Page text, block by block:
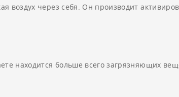
воздух через себя. Он производит
находится больше всего загрязняющих